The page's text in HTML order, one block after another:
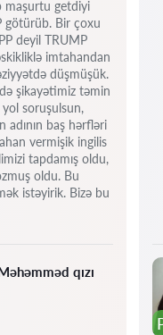
qızı
maşurtu getdiyi
götürüb. Bir çoxu
deyil TRUMP
imtahandan
düşmüşük.
şikayətimiz təmin
soruşulsun,
adının baş hərfləri
vermişik ingilis
tapdamış oldu,
oldu. Bu
istəyirik. Bizə bu